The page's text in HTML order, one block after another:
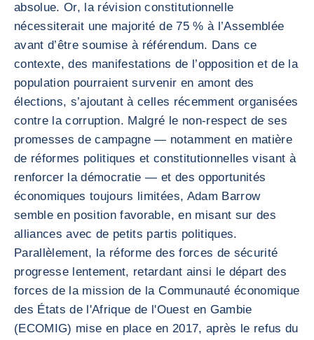
absolue. Or, la révision constitutionnelle
nécessiterait une majorité de 75 % à l’Assemblée
avant d’être soumise à référendum. Dans ce
contexte, des manifestations de l’opposition et de la
population pourraient survenir en amont des
élections, s’ajoutant à celles récemment organisées
contre la corruption. Malgré le non-respect de ses
promesses de campagne — notamment en matière
de réformes politiques et constitutionnelles visant à
renforcer la démocratie — et des opportunités
économiques toujours limitées, Adam Barrow
semble en position favorable, en misant sur des
alliances avec de petits partis politiques.
Parallèlement, la réforme des forces de sécurité
progresse lentement, retardant ainsi le départ des
forces de la mission de la Communauté économique
des États de l'Afrique de l'Ouest en Gambie
(ECOMIG) mise en place en 2017, après le refus du